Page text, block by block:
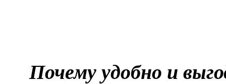
Почему удобно и